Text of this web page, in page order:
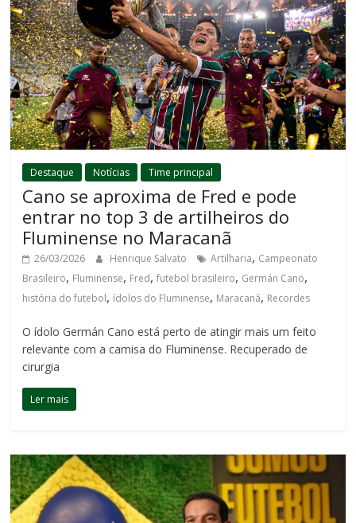
Destaque Notícias Time principal
Cano se aproxima de Fred e pode
entrar no top 3 de artilheiros do
Fluminense no Maracanã
26/03/2026 Henrique Salvato Artilharia, Campeonato
Brasileiro, Fluminense, Fred,futebol brasileiro, Germán Cano,
história do futebol, ídolos do Fluminense, Maracanã, Recordes
O ídolo Germán Cano está perto de atingir mais um feito
relevante com a camisa do Fluminense. Recuperado de
cirurgia
Ler mais